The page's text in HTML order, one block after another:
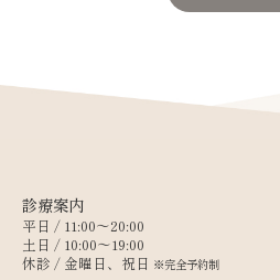
診療案内
平日 / 11:00〜20:00
土日 / 10:00〜19:00
休診 / 金曜日、祝日 ※完全予約制